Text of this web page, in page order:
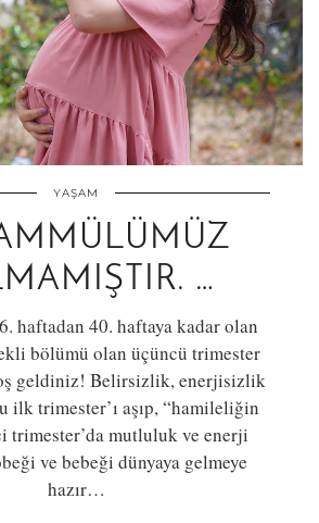
YAŞAM
…
haftadan 40. haftaya kadar olan
bölümü olan üçüncü trimester
geldiniz! Belirsizlik, enerjisizlik
ilk trimester’ı aşıp, “hamileliğin
trimester’da mutluluk ve enerji
ve bebeği dünyaya gelmeye
hazır…